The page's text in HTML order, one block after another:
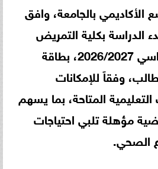
بالجامعة، وافق
الدراسة بكلية التمريض
اعتباراً من العام الدراسي 2026/2027، بطاقة
استيعابية تبلغ 100 طالب، وفقاً للإمكانات
المتاحة، بما يسهم
مؤهلة تلبي احتياجات
الصحي.